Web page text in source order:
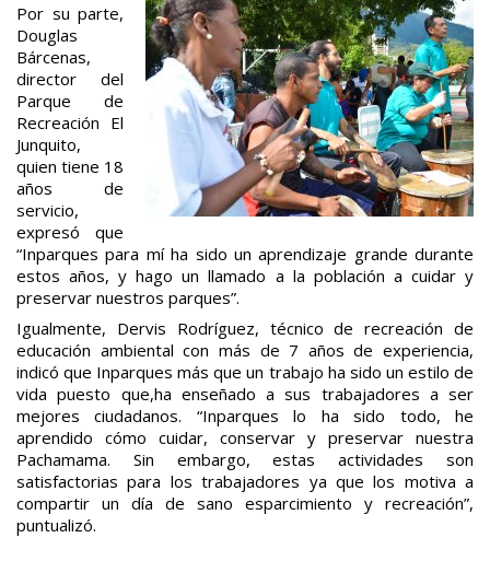
Por su parte,
Douglas
Bárcenas,
director del
Parque de
Recreación El
Junquito,
quien tiene 18
años de
servicio,
expresó que
“Inparques para mí ha sido un aprendizaje grande durante
estos años, y hago un llamado a la población a cuidar y
preservar nuestros parques”.
Igualmente, Dervis Rodríguez, técnico de recreación de
educación ambiental con más de 7 años de experiencia,
indicó que Inparques más que un trabajo ha sido un estilo de
vida puesto que,ha enseñado a sus trabajadores a ser
mejores ciudadanos. “Inparques lo ha sido todo, he
aprendido cómo cuidar, conservar y preservar nuestra
Pachamama. Sin embargo, estas actividades son
satisfactorias para los trabajadores ya que los motiva a
compartir un día de sano esparcimiento y recreación”,
puntualizó.